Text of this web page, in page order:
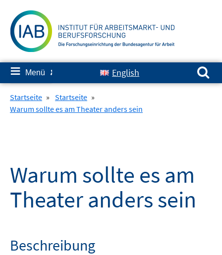
zum
Inhalt
≡ Menü ✘ English
Suchen nach:
Startseite » Startseite »
Warum sollte es am Theater anders sein
Warum sollte es am
Theater anders sein
Beschreibung